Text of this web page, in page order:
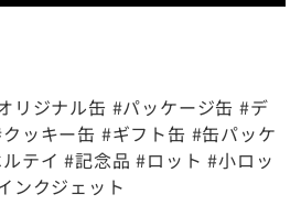
リジナル缶 #パッケージ缶 #デ
ッキー缶 #ギフト缶 #缶パッケ
テイ #記念品 #ロット #小ロッ
ンクジェット